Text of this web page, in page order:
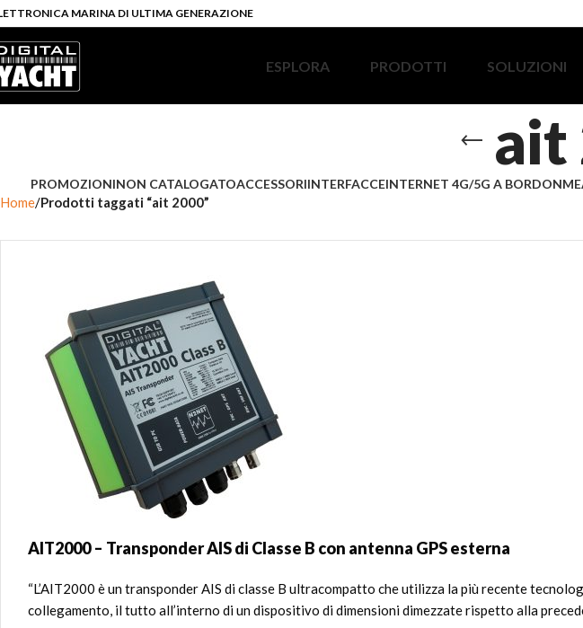
MARINA DI ULTIMA GENERAZIONE
ESPLORA PRODOTTI SOLUZIONI
ait
PROMOZIONINON CATALOGATOACCESSORIINTERFACCEINTERNET 4G/5G A BORDO
Home Prodotti taggati “ait 2000”
AIT2000 – Transponder AIS di Classe B con antenna GPS esterna
“L’AIT2000 è un transponder AIS di classe B ultracompatto che utilizza la più recente
collegamento, il tutto all’interno di un dispositivo di dimensioni dimezzate rispetto alla